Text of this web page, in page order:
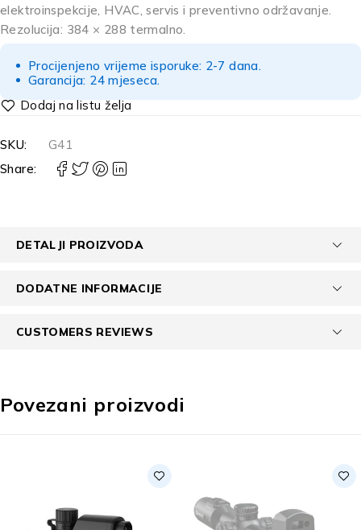
elektroinspekcije, HVAC, servis i preventivno održavanje.
Rezolucija: 384 × 288 termalno.
Procijenjeno vrijeme isporuke: 2-7 dana.
Garancija: 24 mjeseca.
SKU:
G41
Share:
DETALJI PROIZVODA
DODATNE INFORMACIJE
CUSTOMERS REVIEWS
Povezani proizvodi